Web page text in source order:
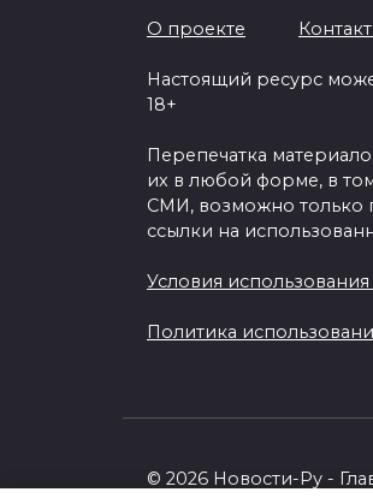
О проекте
Настоящий ресурс
18+
Перепечатка
их в любой форме, в
СМИ, возможно только
ссылки на
Условия
Политика
© 2026 Новости-Ру -